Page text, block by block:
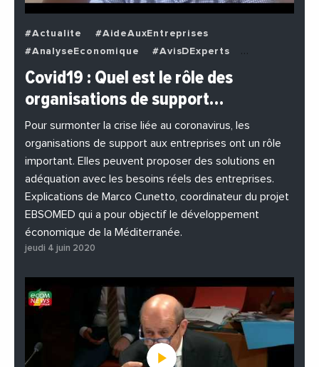
#Actualite
#AideAuxEntreprises
#AnalyseEconomique
#AvisDExperts
#BuzzNews
#Decideurs
#EchangesMediterraneens
#EnDirectDe
#Entreprises
#Institutions
#PhotosEtVideos
Covid19 : Quel est le rôle des
organisations de support…
Pour surmonter la crise liée au coronavirus, les
organisations de support aux entreprises ont un rôle
important. Elles peuvent proposer des solutions en
adéquation avec les besoins réels des entreprises.
Explications de Marco Cunetto, coordinateur du projet
EBSOMED qui a pour objectif le développement
économique de la Méditerranée.
jeudi 4 juin 2020